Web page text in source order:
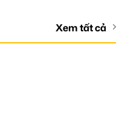
Xem tất cả